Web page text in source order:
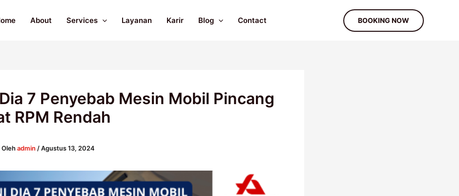
About Services Layanan Karir Blog Contact BOOKING NOW
7 Penyebab Mesin Mobil Pincang
RPM Rendah
Olehadmin /Agustus 13, 2024